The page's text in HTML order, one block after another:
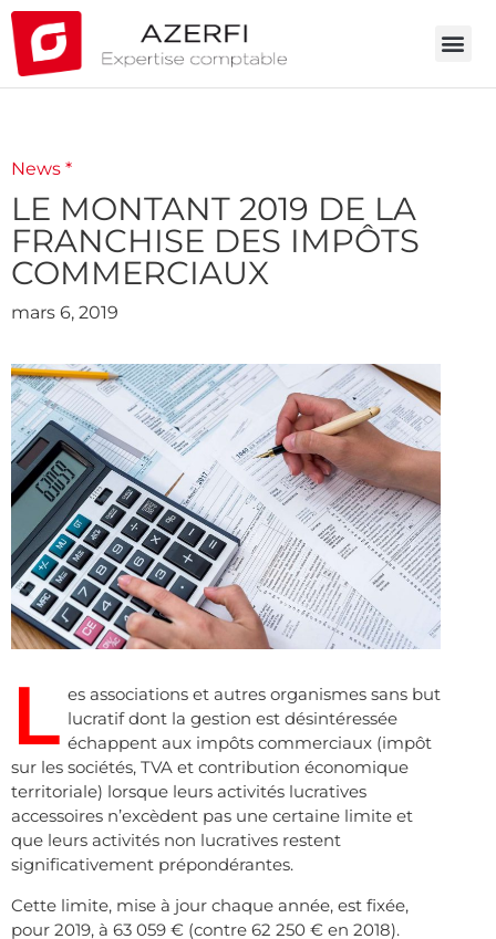
News *
LE MONTANT 2019 DE LA
FRANCHISE DES IMPÔTS
COMMERCIAUX
mars 6, 2019
L es associations et autres organismes sans but
lucratif dont la gestion est désintéressée
échappent aux impôts commerciaux (impôt
sur les sociétés, TVA et contribution économique
territoriale) lorsque leurs activités lucratives
accessoires n’excèdent pas une certaine limite et
que leurs activités non lucratives restent
significativement prépondérantes.
Cette limite, mise à jour chaque année, est fixée,
pour 2019, à 63 059 € (contre 62 250 € en 2018).